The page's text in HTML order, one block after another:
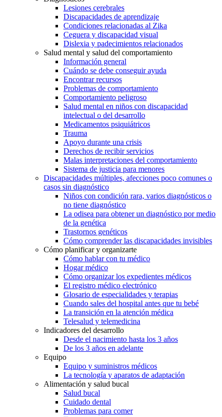
Lesiones cerebrales
Discapacidades de aprendizaje
Condiciones relacionadas al Zika
Ceguera y discapacidad visual
Dislexia y padecimientos relacionados
Salud mental y salud del comportamiento
Información general
Cuándo se debe conseguir ayuda
Encontrar recursos
Problemas de comportamiento
Comportamiento peligroso
Salud mental en niños con discapacidad
intelectual o del desarrollo
Medicamentos psiquiátricos
Trauma
Apoyo durante una crisis
Derechos de recibir servicios
Malas interpretaciones del comportamiento
Sistema de justicia para menores
Discapacidades múltiples, afecciones poco comunes o
casos sin diagnóstico
Niños con condición rara, varios diagnósticos o
no tiene diagnóstico
La odisea para obtener un diagnóstico por medio
de la genética
Trastornos genéticos
Cómo comprender las discapacidades invisibles
Cómo planificar y organizarte
Cómo hablar con tu médico
Hogar médico
Cómo organizar los expedientes médicos
El registro médico electrónico
Glosario de especialidades y terapias
Cuando sales del hospital antes que tu bebé
La transición en la atención médica
Telesalud y telemedicina
Indicadores del desarrollo
Desde el nacimiento hasta los 3 años
De los 3 años en adelante
Equipo
Equipo y suministros médicos
La tecnología y aparatos de adaptación
Alimentación y salud bucal
Salud bucal
Cuidado dental
Problemas para comer